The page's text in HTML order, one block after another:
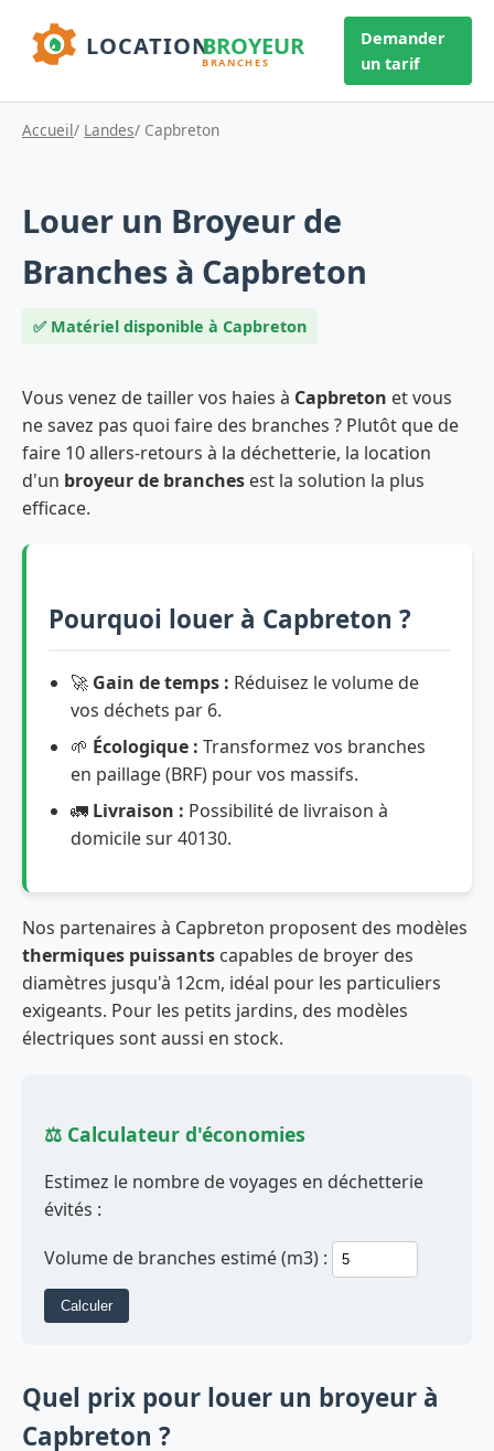
Demander
un tarif
Accueil/ Landes/ Capbreton
Louer un Broyeur de
Branches à Capbreton
✅ Matériel disponible à Capbreton
Vous venez de tailler vos haies à Capbreton et vous
ne savez pas quoi faire des branches ? Plutôt que de
faire 10 allers-retours à la déchetterie, la location
d'un broyeur de branches est la solution la plus
efficace.
Pourquoi louer à Capbreton ?
🚀 Gain de temps : Réduisez le volume de
vos déchets par 6.
🌱 Écologique : Transformez vos branches
en paillage (BRF) pour vos massifs.
🚛 Livraison : Possibilité de livraison à
domicile sur 40130.
Nos partenaires à Capbreton proposent des modèles
thermiques puissants capables de broyer des
diamètres jusqu'à 12cm, idéal pour les particuliers
exigeants. Pour les petits jardins, des modèles
électriques sont aussi en stock.
⚖️ Calculateur d'économies
Estimez le nombre de voyages en déchetterie
évités :
Volume de branches estimé (m3) :
Calculer
Quel prix pour louer un broyeur à
Capbreton ?